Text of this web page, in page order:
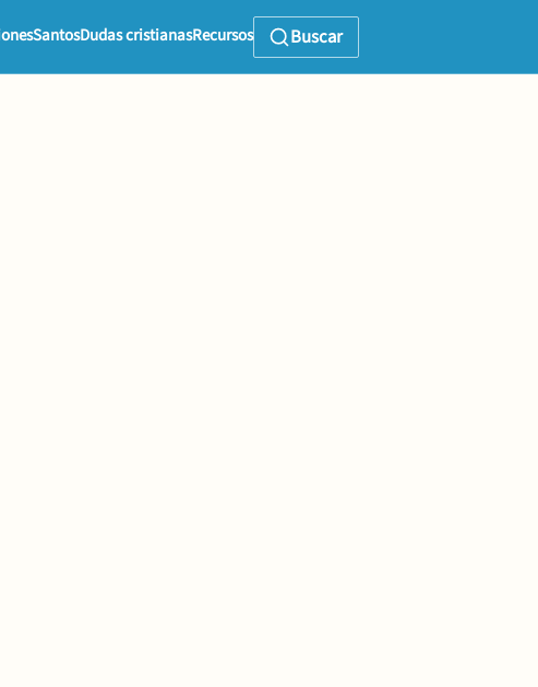
SantosDudas cristianasRecursos Buscar